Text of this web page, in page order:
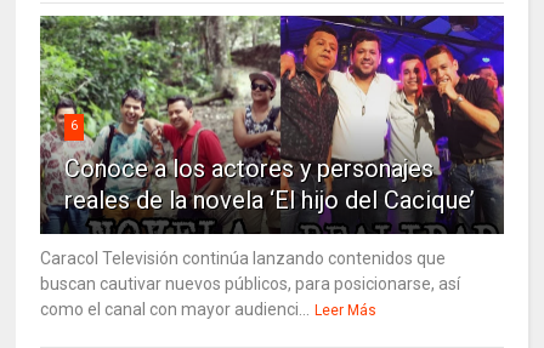
6
Conoce a los actores y personajes
reales de la novela ‘El hijo del Cacique’
Caracol Televisión continúa lanzando contenidos que
buscan cautivar nuevos públicos, para posicionarse, así
como el canal con mayor audienci...
Leer Más